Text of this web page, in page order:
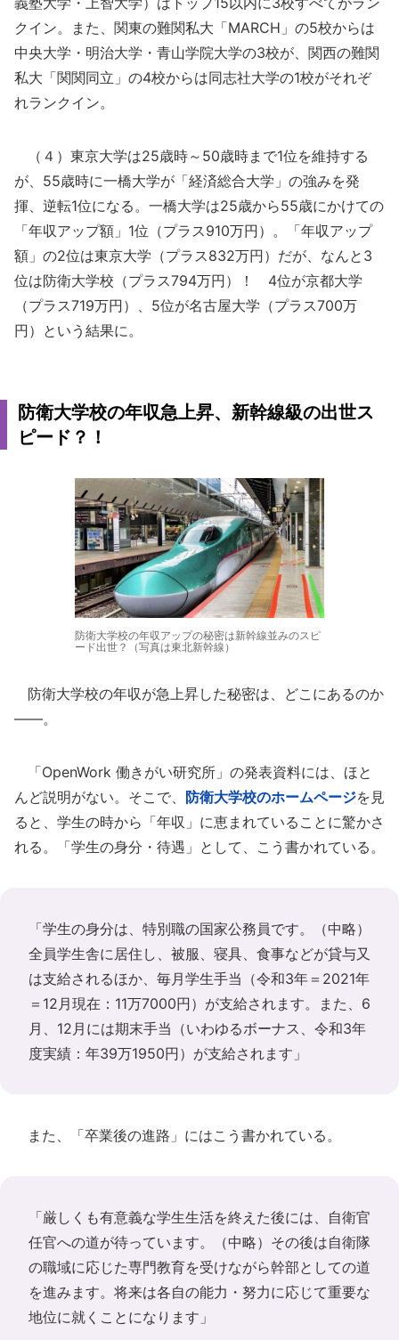
クイン。また、関東の難関私大「MARCH」の5校からは
中央大学・明治大学・青山学院大学の3校が、関西の難関
私大「関関同立」の4校からは同志社大学の1校がそれぞ
れランクイン。
（４）東京大学は25歳時～50歳時まで1位を維持する
が、55歳時に一橋大学が「経済総合大学」の強みを発
揮、逆転1位になる。一橋大学は25歳から55歳にかけての
「年収アップ額」1位（プラス910万円）。「年収アップ
額」の2位は東京大学（プラス832万円）だが、なんと3
位は防衛大学校（プラス794万円）！ 4位が京都大学
（プラス719万円）、5位が名古屋大学（プラス700万
円）という結果に。
防衛大学校の年収急上昇、新幹線級の出世ス
ピード？！
防衛大学校の年収アップの秘密は新幹線並みのスピ
ード出世？（写真は東北新幹線）
防衛大学校の年収が急上昇した秘密は、どこにあるのか
――。
「OpenWork 働きがい研究所」の発表資料には、ほと
んど説明がない。そこで、 防衛大学校のホームページを見
ると、学生の時から「年収」に恵まれていることに驚かさ
れる。「学生の身分・待遇」として、こう書かれている。
「学生の身分は、特別職の国家公務員です。（中略）
全員学生舎に居住し、被服、寝具、食事などが貸与又
は支給されるほか、毎月学生手当（令和3年＝2021年
＝12月現在：11万7000円）が支給されます。また、6
月、12月には期末手当（いわゆるボーナス、令和3年
度実績：年39万1950円）が支給されます」
また、「卒業後の進路」にはこう書かれている。
「厳しくも有意義な学生生活を終えた後には、自衛官
任官への道が待っています。（中略）その後は自衛隊
の職域に応じた専門教育を受けながら幹部としての道
を進みます。将来は各自の能力・努力に応じて重要な
地位に就くことになります」